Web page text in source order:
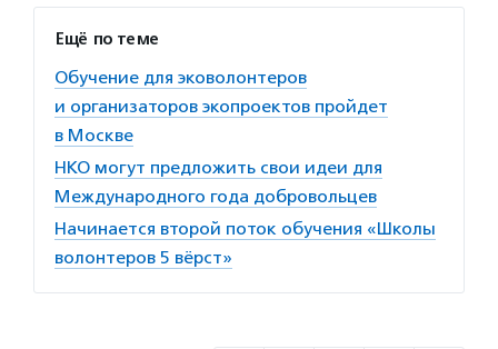
Ещё по теме
Обучение для эковолонтеров
и организаторов экопроектов пройдет
в Москве
НКО могут предложить свои идеи для
Международного года добровольцев
Начинается второй поток обучения «Школы
волонтеров 5 вёрст»